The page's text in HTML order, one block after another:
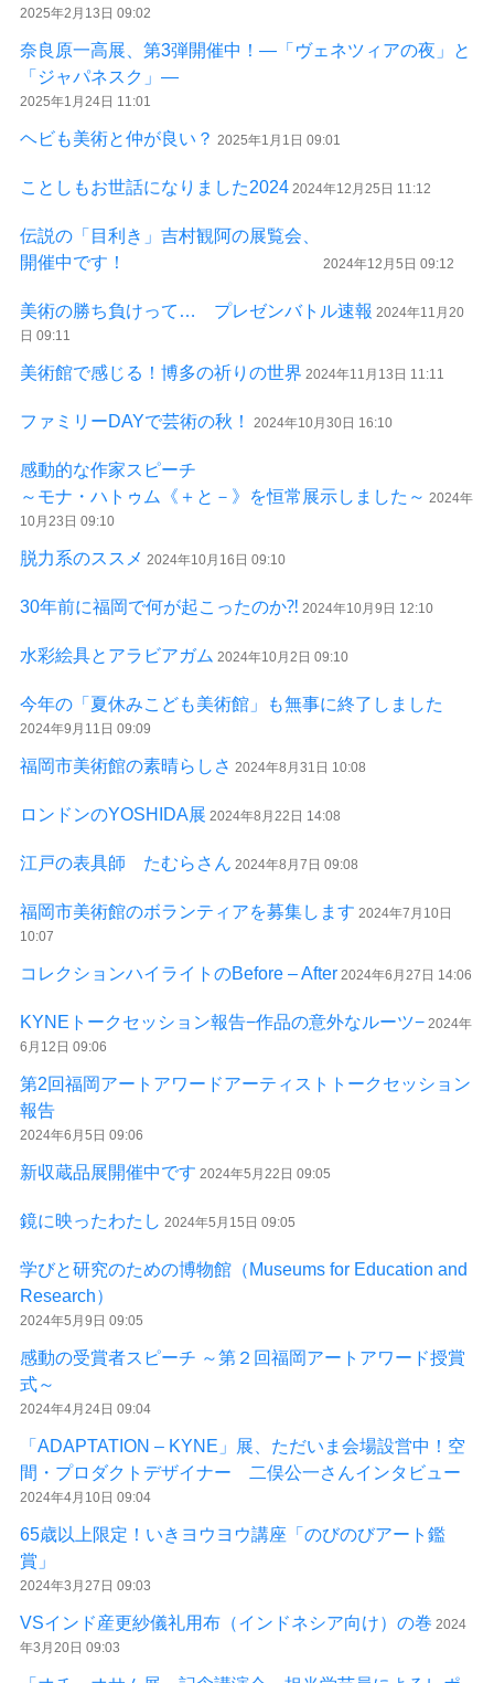
2025年2月13日 09:02
奈良原一高展、第3弾開催中！―「ヴェネツィアの夜」と
「ジャパネスク」―
2025年1月24日 11:01
ヘビも美術と仲が良い？ 2025年1月1日 09:01
ことしもお世話になりました2024 2024年12月25日 11:12
伝説の「目利き」吉村観阿の展覧会、
開催中です！
2024年12月5日 09:12
美術の勝ち負けって… プレゼンバトル速報 2024年11月20
日 09:11
美術館で感じる！博多の祈りの世界 2024年11月13日 11:11
ファミリーDAYで芸術の秋！ 2024年10月30日 16:10
感動的な作家スピーチ
～モナ・ハトゥム《＋と－》を恒常展示しました～ 2024年
10月23日 09:10
脱力系のススメ 2024年10月16日 09:10
30年前に福岡で何が起こったのか⁈ 2024年10月9日 12:10
水彩絵具とアラビアガム 2024年10月2日 09:10
今年の「夏休みこども美術館」も無事に終了しました
2024年9月11日 09:09
福岡市美術館の素晴らしさ 2024年8月31日 10:08
ロンドンのYOSHIDA展 2024年8月22日 14:08
江戸の表具師 たむらさん 2024年8月7日 09:08
福岡市美術館のボランティアを募集します 2024年7月10日
10:07
コレクションハイライトのBefore – After 2024年6月27日 14:06
KYNEトークセッション報告−作品の意外なルーツ− 2024年
6月12日 09:06
第2回福岡アートアワードアーティストトークセッション
報告
2024年6月5日 09:06
新収蔵品展開催中です 2024年5月22日 09:05
鏡に映ったわたし 2024年5月15日 09:05
学びと研究のための博物館（Museums for Education and
Research）
2024年5月9日 09:05
感動の受賞者スピーチ ～第２回福岡アートアワード授賞
式～
2024年4月24日 09:04
「ADAPTATION – KYNE」展、ただいま会場設営中！空
間・プロダクトデザイナー 二俣公一さんインタビュー
2024年4月10日 09:04
65歳以上限定！いきヨウヨウ講座「のびのびアート鑑
賞」
2024年3月27日 09:03
VSインド産更紗儀礼用布（インドネシア向け）の巻 2024
年3月20日 09:03